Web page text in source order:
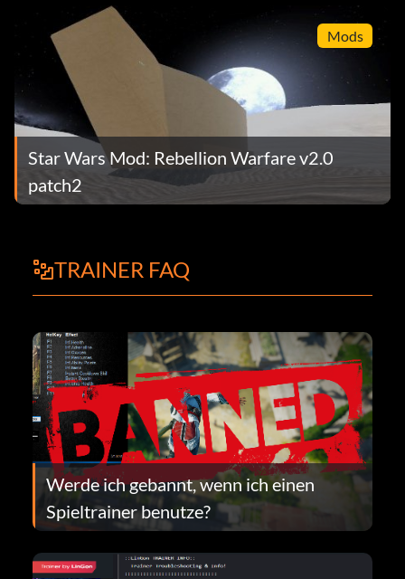
Mods
Star Wars Mod: Rebellion Warfare v2.0
patch2
TRAINER FAQ
Werde ich gebannt, wenn ich einen
Spieltrainer benutze?